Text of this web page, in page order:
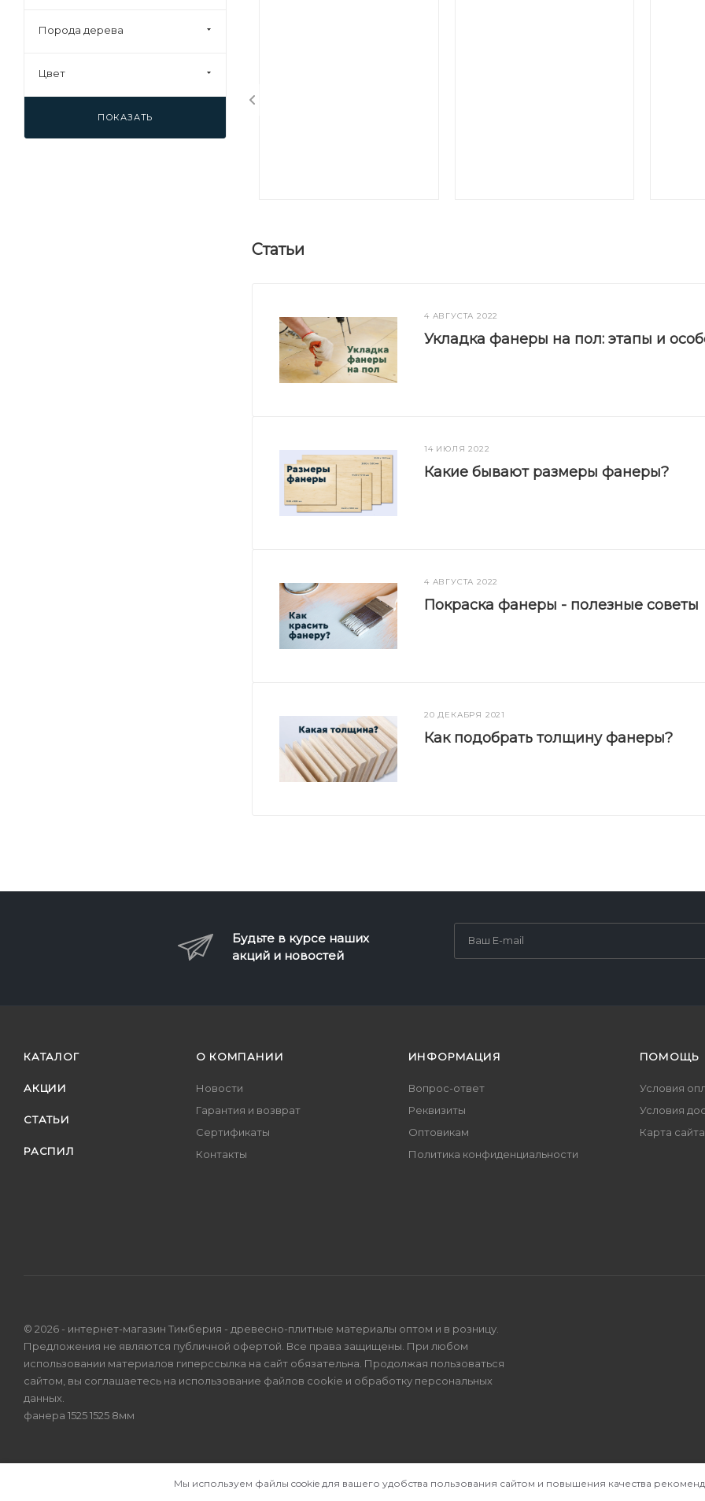
Статьи
4 АВГУСТА 2022
Укладка фанеры на пол: этапы и
14 ИЮЛЯ 2022
Какие бывают размеры фанеры?
4 АВГУСТА 2022
Покраска фанеры - полезные советы
20 ДЕКАБРЯ 2021
Как подобрать толщину фанеры?
Порода дерева
Цвет
ПОКАЗАТЬ
Будьте в курсе наших
акций и новостей
КАТАЛОГ
АКЦИИ
СТАТЬИ
РАСПИЛ
О КОМПАНИИ
Новости
Гарантия и возврат
Сертификаты
Контакты
ИНФОРМАЦИЯ
Вопрос-ответ
Реквизиты
Оптовикам
Политика конфиденциальности
ПОМОЩЬ
Условия
Условия
Карта сайта
© 2026 - интернет-магазин Тимберия - древесно-плитные материалы оптом и в розницу.
Предложения не являются публичной офертой. Все права защищены. При любом
использовании материалов гиперссылка на сайт обязательна. Продолжая пользоваться
сайтом, вы соглашаетесь на использование файлов cookie и обработку персональных
данных.
фанера 1525 1525 8мм
Мы используем файлы cookie для вашего удобства пользования сайтом и повышения качества